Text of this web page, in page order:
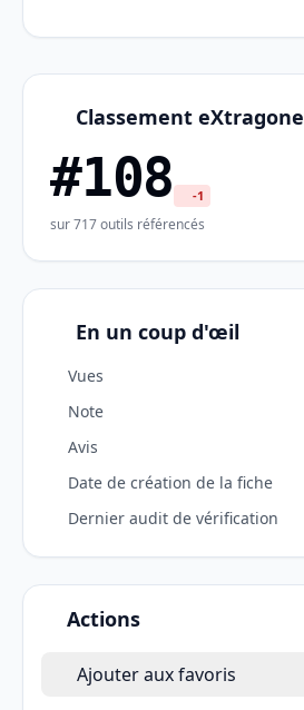
Classement eXtragone
#108 -1
sur 717 outils référencés
En un coup d'œil
Vues
Note
Avis
Date de création de la fiche
Dernier audit de vérification
Actions
Ajouter aux favoris